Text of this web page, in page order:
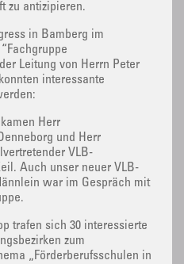
zu antizipieren.
in Bamberg im
Leitung von Herrn Peter
interessante
Herr
und Herr
VLB-
Auch unser neuer VLB-
war im Gespräch mit
trafen sich 30 interessierte
zum
„Förderberufsschulen in